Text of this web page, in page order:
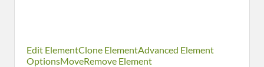
Edit ElementClone ElementAdvanced Element
OptionsMoveRemove Element